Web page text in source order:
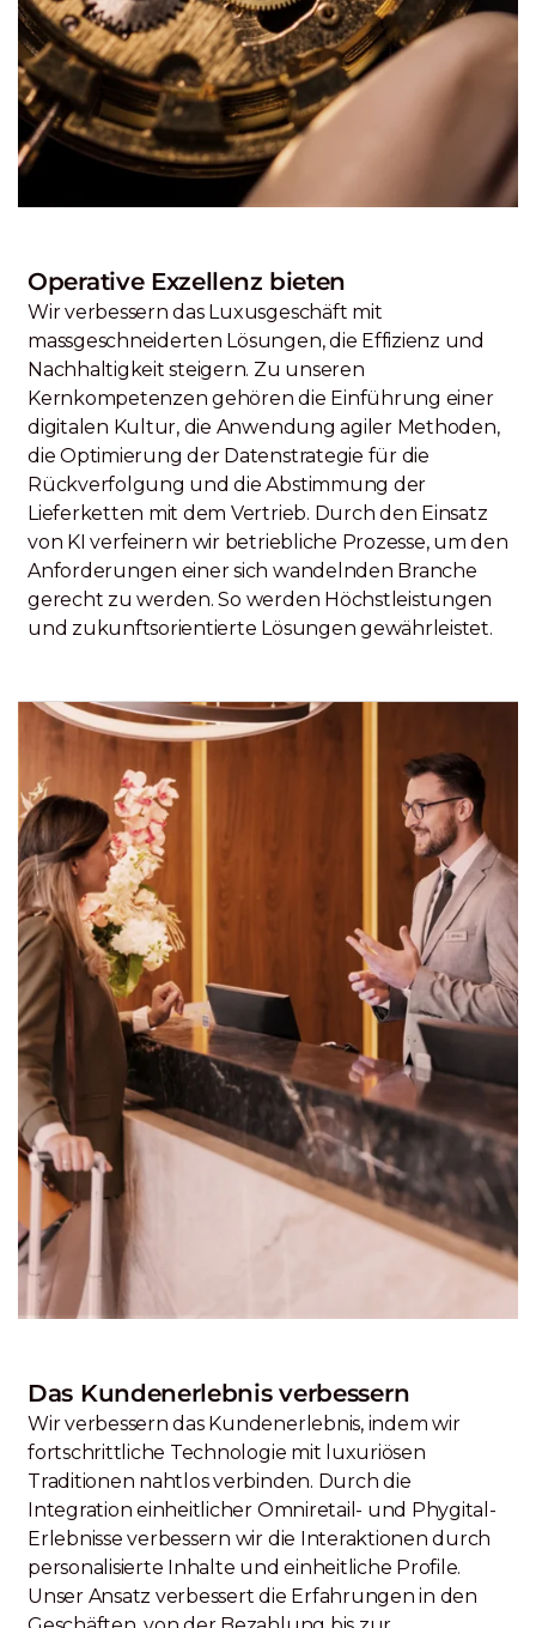
Operative Exzellenz bieten
Wir verbessern das Luxusgeschäft mit
massgeschneiderten Lösungen, die Effizienz und
Nachhaltigkeit steigern. Zu unseren
Kernkompetenzen gehören die Einführung einer
digitalen Kultur, die Anwendung agiler Methoden,
die Optimierung der Datenstrategie für die
Rückverfolgung und die Abstimmung der
Lieferketten mit dem Vertrieb. Durch den Einsatz
von KI verfeinern wir betriebliche Prozesse, um den
Anforderungen einer sich wandelnden Branche
gerecht zu werden. So werden Höchstleistungen
und zukunftsorientierte Lösungen gewährleistet.
Das Kundenerlebnis verbessern
Wir verbessern das Kundenerlebnis, indem wir
fortschrittliche Technologie mit luxuriösen
Traditionen nahtlos verbinden. Durch die
Integration einheitlicher Omniretail- und Phygital-
Erlebnisse verbessern wir die Interaktionen durch
personalisierte Inhalte und einheitliche Profile.
Unser Ansatz verbessert die Erfahrungen in den